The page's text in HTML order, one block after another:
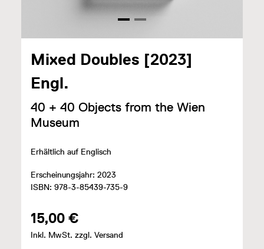
Mixed Doubles [2023]
Engl.
40 + 40 Objects from the Wien
Museum
Erhältlich auf Englisch
Erscheinungsjahr: 2023
ISBN: 978-3-85439-735-9
15,00 €
Inkl. MwSt. zzgl. Versand